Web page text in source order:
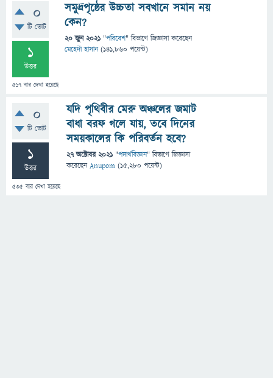
0
টি ভোট
1
উত্তর
517 বার দেখা হয়েছে
সমুদ্রপৃষ্ঠের উচ্চতা সবখানে সমান নয়
কেন?
20 জুন 2021 "পরিবেশ" বিভাগে জিজ্ঞাসাকরেছেন
মেহেদী হাসান (141,860 পয়েন্ট)
0
টি ভোট
1
উত্তর
535 বার দেখা হয়েছে
যদি পৃথিবীর মেরু অঞ্চলের জমাট
বাধা বরফ গলে যায়, তবে দিনের
সময়কালের কি পরিবর্তন হবে?
27 অক্টোবর 2021 "পদার্থবিজ্ঞান" বিভাগে জিজ্ঞাসা
করেছেনAnupom (15,280 পয়েন্ট)